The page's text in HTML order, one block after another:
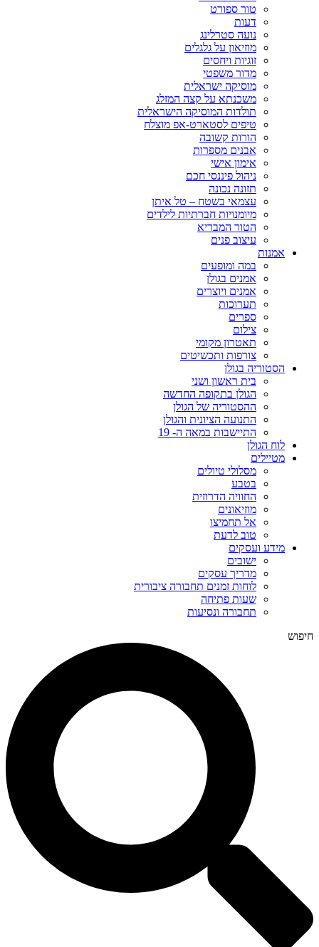
טור ספורט
דעות
נועה סטרלינג
מוזיאון על גלגלים
זוגיות ויחסים
מדור משפטי
מוסיקה ישראלית
משכנתא על קצה המזלג
תולדות המוסיקה הישראלית
טיפים לסטארט-אפ מוצלח
הורות קשובה
אבנים מספרות
אימון אישי
ניהול פיננסי חכם
תזונה נכונה
עצמאי בשטח – טל איתן
מיומנויות חברתיות לילדים
הטור המבריא
עיצוב פנים
אמנות
במה ומופעים
אמנים בגולן
אמנים ויוצרים
תערוכות
ספרים
צילום
תאטרון מקומי
צורפות ותכשיטים
הסטוריה בגולן
בית ראשון ושני
הגולן בתקופה החדשה
ההסטוריה של הגולן
התנועה הציונית והגולן
התיישבות במאה ה- 19
לוח הגולן
מטיילים
מסלולי טיולים
בטבע
החוויה הדרוזית
מוזיאונים
אל תחמיצו
טוב לדעת
מידע ועסקים
ישובים
מדריך עסקים
לוחות זמנים תחבורה ציבורית
שעות פתיחה
תחבורה ונסיעות
חיפוש